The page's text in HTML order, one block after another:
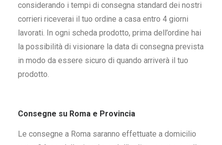
considerando i tempi di consegna standard dei nostri
corrieri riceverai il tuo ordine a casa entro 4 giorni
lavorati. In ogni scheda prodotto, prima dell’ordine hai
la possibilità di visionare la data di consegna prevista
in modo da essere sicuro di quando arriverà il tuo
prodotto.
Consegne su Roma e Provincia
Le consegne a Roma saranno effettuate a domicilio